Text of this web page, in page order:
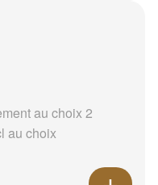
au choix 2
au choix